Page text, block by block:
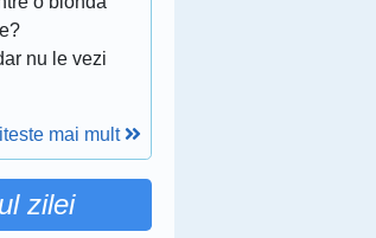
nu le vezi
mai mult
zilei